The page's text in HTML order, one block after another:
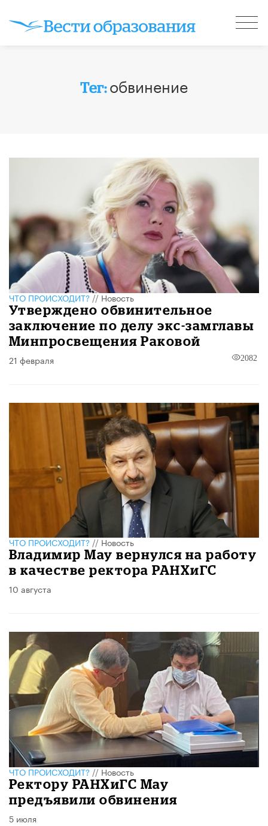
Тег:обвинение
ЧТО ПРОИСХОДИТ?//Новость
Утверждено обвинительное
заключение по делу экс-замглавы
Минпросвещения Раковой
21 февраля 2082
ЧТО ПРОИСХОДИТ?//Новость
Владимир Мау вернулся на работу
в качестве ректора РАНХиГС
10 августа
ЧТО ПРОИСХОДИТ?//Новость
Ректору РАНХиГС Мау
предъявили обвинения
5 июля